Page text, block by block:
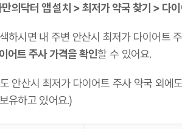
의닥터 앱 설치 > 최저가 약국 찾기 > 다
하시면 내 주변 안산시 최저가 다이어트
어트 주사 가격을 확인할 수 있어요.
안산시 최저가 다이어트 주사 약국 외에
유하고 있어요.)